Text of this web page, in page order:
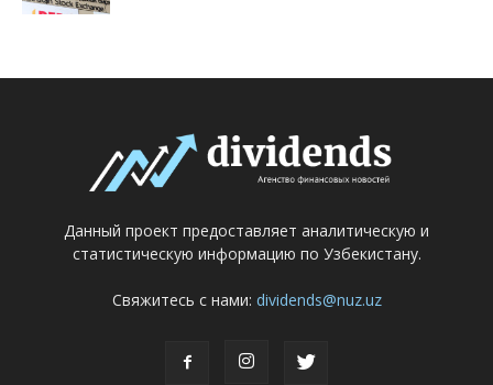
Данный проект предоставляет аналитическую и
статистическую информацию по Узбекистану.
Свяжитесь с нами: dividends@nuz.uz